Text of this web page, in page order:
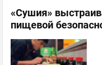
«Сушия»
пищевой